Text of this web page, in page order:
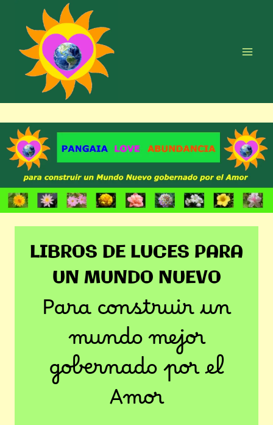
contenido
LIBROS DE LUCES PARA
UN MUNDO NUEVO
Para construir un
mundo mejor
gobernado por el
Amor